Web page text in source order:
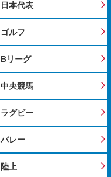
日本代表
ゴルフ
Bリーグ
中央競馬
ラグビー
バレー
陸上